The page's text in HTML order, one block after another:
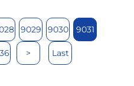
9029 9030 9031
> Last